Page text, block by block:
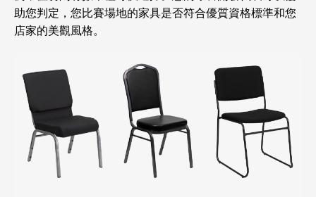
助您判定，您比賽場地的家具是否符合優質資格標準和您
店家的美觀風格。